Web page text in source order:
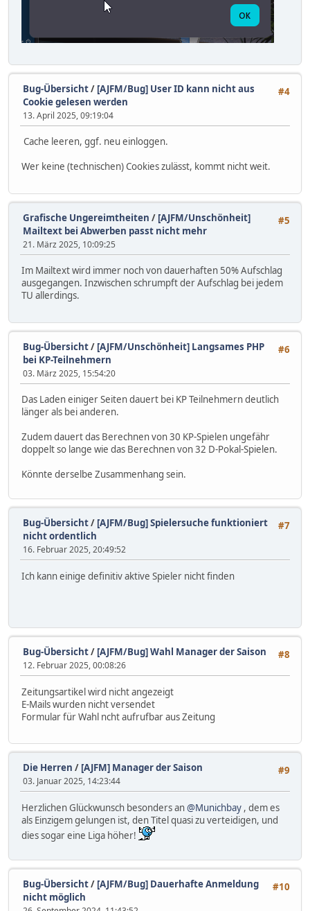
#4
Bug-Übersicht/ [AJFM/Bug] User ID kann nicht aus
Cookie gelesen werden
13. April 2025, 09:19:04
Cache leeren, ggf. neu einloggen.
Wer keine (technischen) Cookies zulässt, kommt nicht weit.
#5
Grafische Ungereimtheiten / [AJFM/Unschönheit]
Mailtext bei Abwerben passt nicht mehr
21. März 2025, 10:09:25
Im Mailtext wird immer noch von dauerhaften 50% Aufschlag
ausgegangen. Inzwischen schrumpft der Aufschlag bei jedem
TU allerdings.
#6
Bug-Übersicht/ [AJFM/Unschönheit] Langsames PHP
bei KP-Teilnehmern
03. März 2025, 15:54:20
Das Laden einiger Seiten dauert bei KP Teilnehmern deutlich
länger als bei anderen.
Zudem dauert das Berechnen von 30 KP-Spielen ungefähr
doppelt so lange wie das Berechnen von 32 D-Pokal-Spielen.
Könnte derselbe Zusammenhang sein.
#7
Bug-Übersicht/ [AJFM/Bug] Spielersuche funktioniert
nicht ordentlich
16. Februar 2025, 20:49:52
Ich kann einige definitiv aktive Spieler nicht finden
#8
Bug-Übersicht/ [AJFM/Bug] Wahl Manager der Saison
12. Februar 2025, 00:08:26
Zeitungsartikel wird nicht angezeigt
E-Mails wurden nicht versendet
Formular für Wahl ncht aufrufbar aus Zeitung
#9
Die Herren / [AJFM] Manager der Saison
03. Januar 2025, 14:23:44
Herzlichen Glückwunsch besonders an@Munichbay , dem es
als Einzigem gelungen ist, den Titel quasi zu verteidigen, und
dies sogar eine Liga höher!
#10
Bug-Übersicht/ [AJFM/Bug] Dauerhafte Anmeldung
nicht möglich